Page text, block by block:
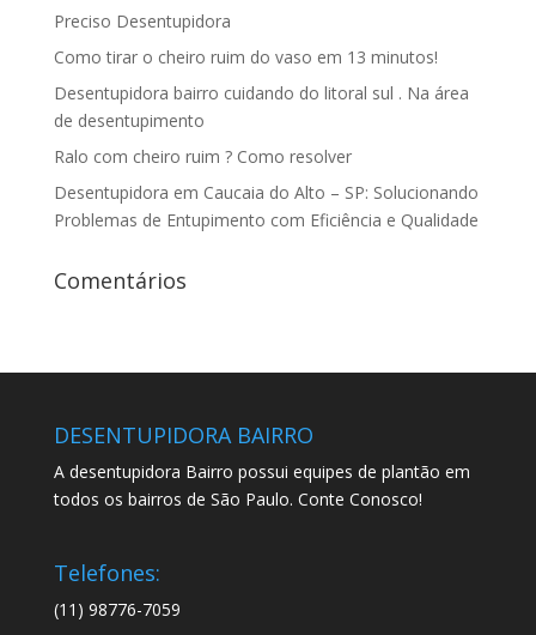
Preciso Desentupidora
Como tirar o cheiro ruim do vaso em 13 minutos!
Desentupidora bairro cuidando do litoral sul . Na área
de desentupimento
Ralo com cheiro ruim ? Como resolver
Desentupidora em Caucaia do Alto – SP: Solucionando
Problemas de Entupimento com Eficiência e Qualidade
Comentários
DESENTUPIDORA BAIRRO
A desentupidora Bairro possui equipes de plantão em
todos os bairros de São Paulo. Conte Conosco!
Telefones:
(11) 98776-7059